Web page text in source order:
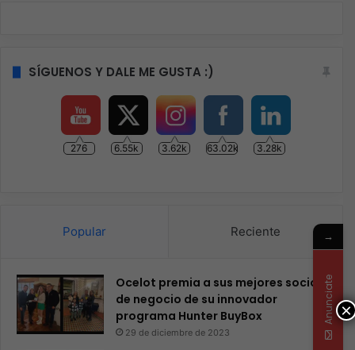
SÍGUENOS Y DALE ME GUSTA :)
276 6.55k 3.62k 63.02k 3.28k
Popular Reciente
Ocelot premia a sus mejores socios
de negocio de su innovador
programa Hunter BuyBox
29 de diciembre de 2023
×
→
Anunciate